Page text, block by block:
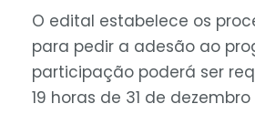
O edital estabelece os
para pedir a adesão ao
participação poderá ser
19 horas de 31 de